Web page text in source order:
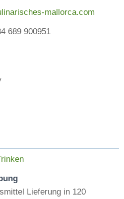
mallorca.com
689 900951
Lieferung in 120